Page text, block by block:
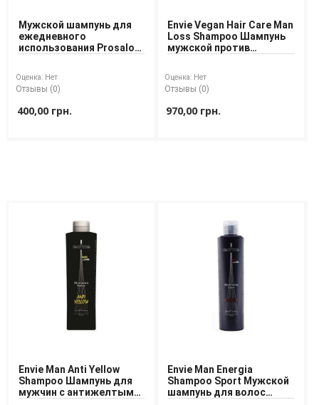
Мужской шампунь для
ежедневного
использования Prosalon
Оценка: Нет
Отзывы (0)
400,00 грн.
Envie Vegan Hair Care Man
Loss Shampoo Шампунь
мужской против
Оценка: Нет
Отзывы (0)
970,00 грн.
Envie Man Anti Yellow
Shampoo Шампунь для
мужчин с антижелтым
Envie Man Energia
Shampoo Sport Мужской
шампунь для волос